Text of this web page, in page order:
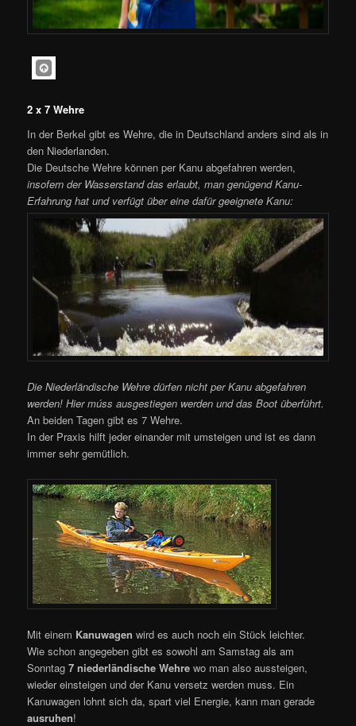
2 x 7 Wehre
In der Berkel gibt es Wehre, die in Deutschland anders sind als in
den Niederlanden.
Die Deutsche Wehre können per Kanu abgefahren werden,
insofern der Wasserstand das erlaubt, man genügend Kanu-
Erfahrung hat und verfügt über eine dafür geeignete Kanu:
Die Niederländische Wehre dürfen nicht per Kanu abgefahren
werden! Hier múss ausgestiegen werden und das Boot überführt.
An beiden Tagen gibt es 7 Wehre.
In der Praxis hilft jeder einander mit umsteigen und ist es dann
immer sehr gemütlich.
Mit einem Kanuwagen wird es auch noch ein Stück leichter.
Wie schon angegeben gibt es sowohl am Samstag als am
Sonntag7 niederländische Wehre wo man also aussteigen,
wieder einsteigen und der Kanu versetz werden muss. Ein
Kanuwagen lohnt sich da, spart viel Energie, kann man gerade
ausruhen!